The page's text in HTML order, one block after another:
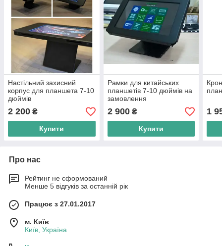
Настільний захисний
корпус для планшета 7-10
дюймів
2 200 ₴
Купити
Рамки для китайських
планшетів 7-10 дюймів на
замовлення
2 900₴
Купити
1
Про нас
Рейтинг не сформований
Менше 5 відгуків за останній рік
Працює з 27.01.2017
м. Київ
Київ, Україна